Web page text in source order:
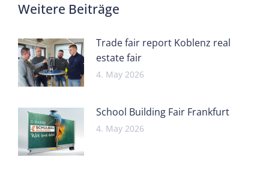
Weitere Beiträge
Trade fair report Koblenz real
estate fair
4. May 2026
School Building Fair Frankfurt
4. May 2026